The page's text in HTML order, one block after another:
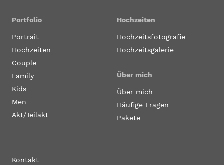
Portfolio
Portrait
Hochzeiten
Couple
Family
Kids
Men
Akt/Teilakt
Hochzeiten
Hochzeitsfotografie
Hochzeitsgalerie
Über mich
Über mich
Häufige Fragen
Pakete
Kontakt